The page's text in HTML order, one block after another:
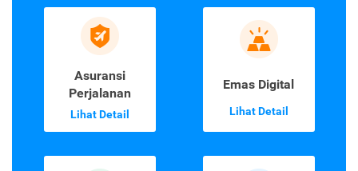
Asuransi
Perjalanan
Lihat Detail
Emas Digital
Lihat Detail